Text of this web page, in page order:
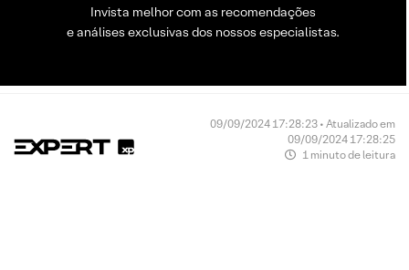
Invista melhor com as recomendações
e análises exclusivas dos nossos especialistas.
09/09/2024 17:28:23 • Atualizado em
09/09/2024 17:28:25
1 minuto de leitura